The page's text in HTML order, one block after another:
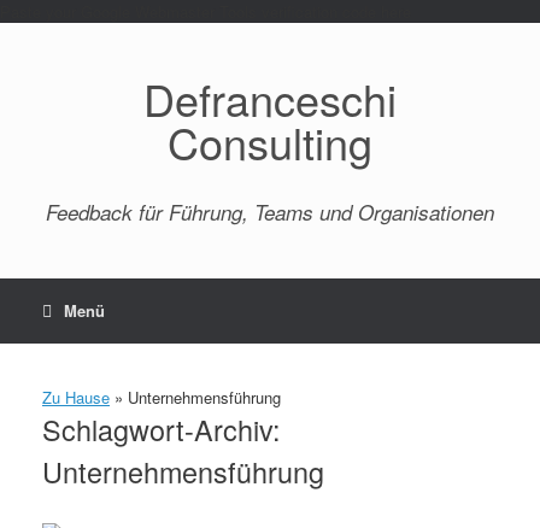
Defranceschi
Consulting
Feedback für Führung, Teams und Organisationen
Menü
Zu Hause » Unternehmensführung
Schlagwort-Archiv:
Unternehmensführung